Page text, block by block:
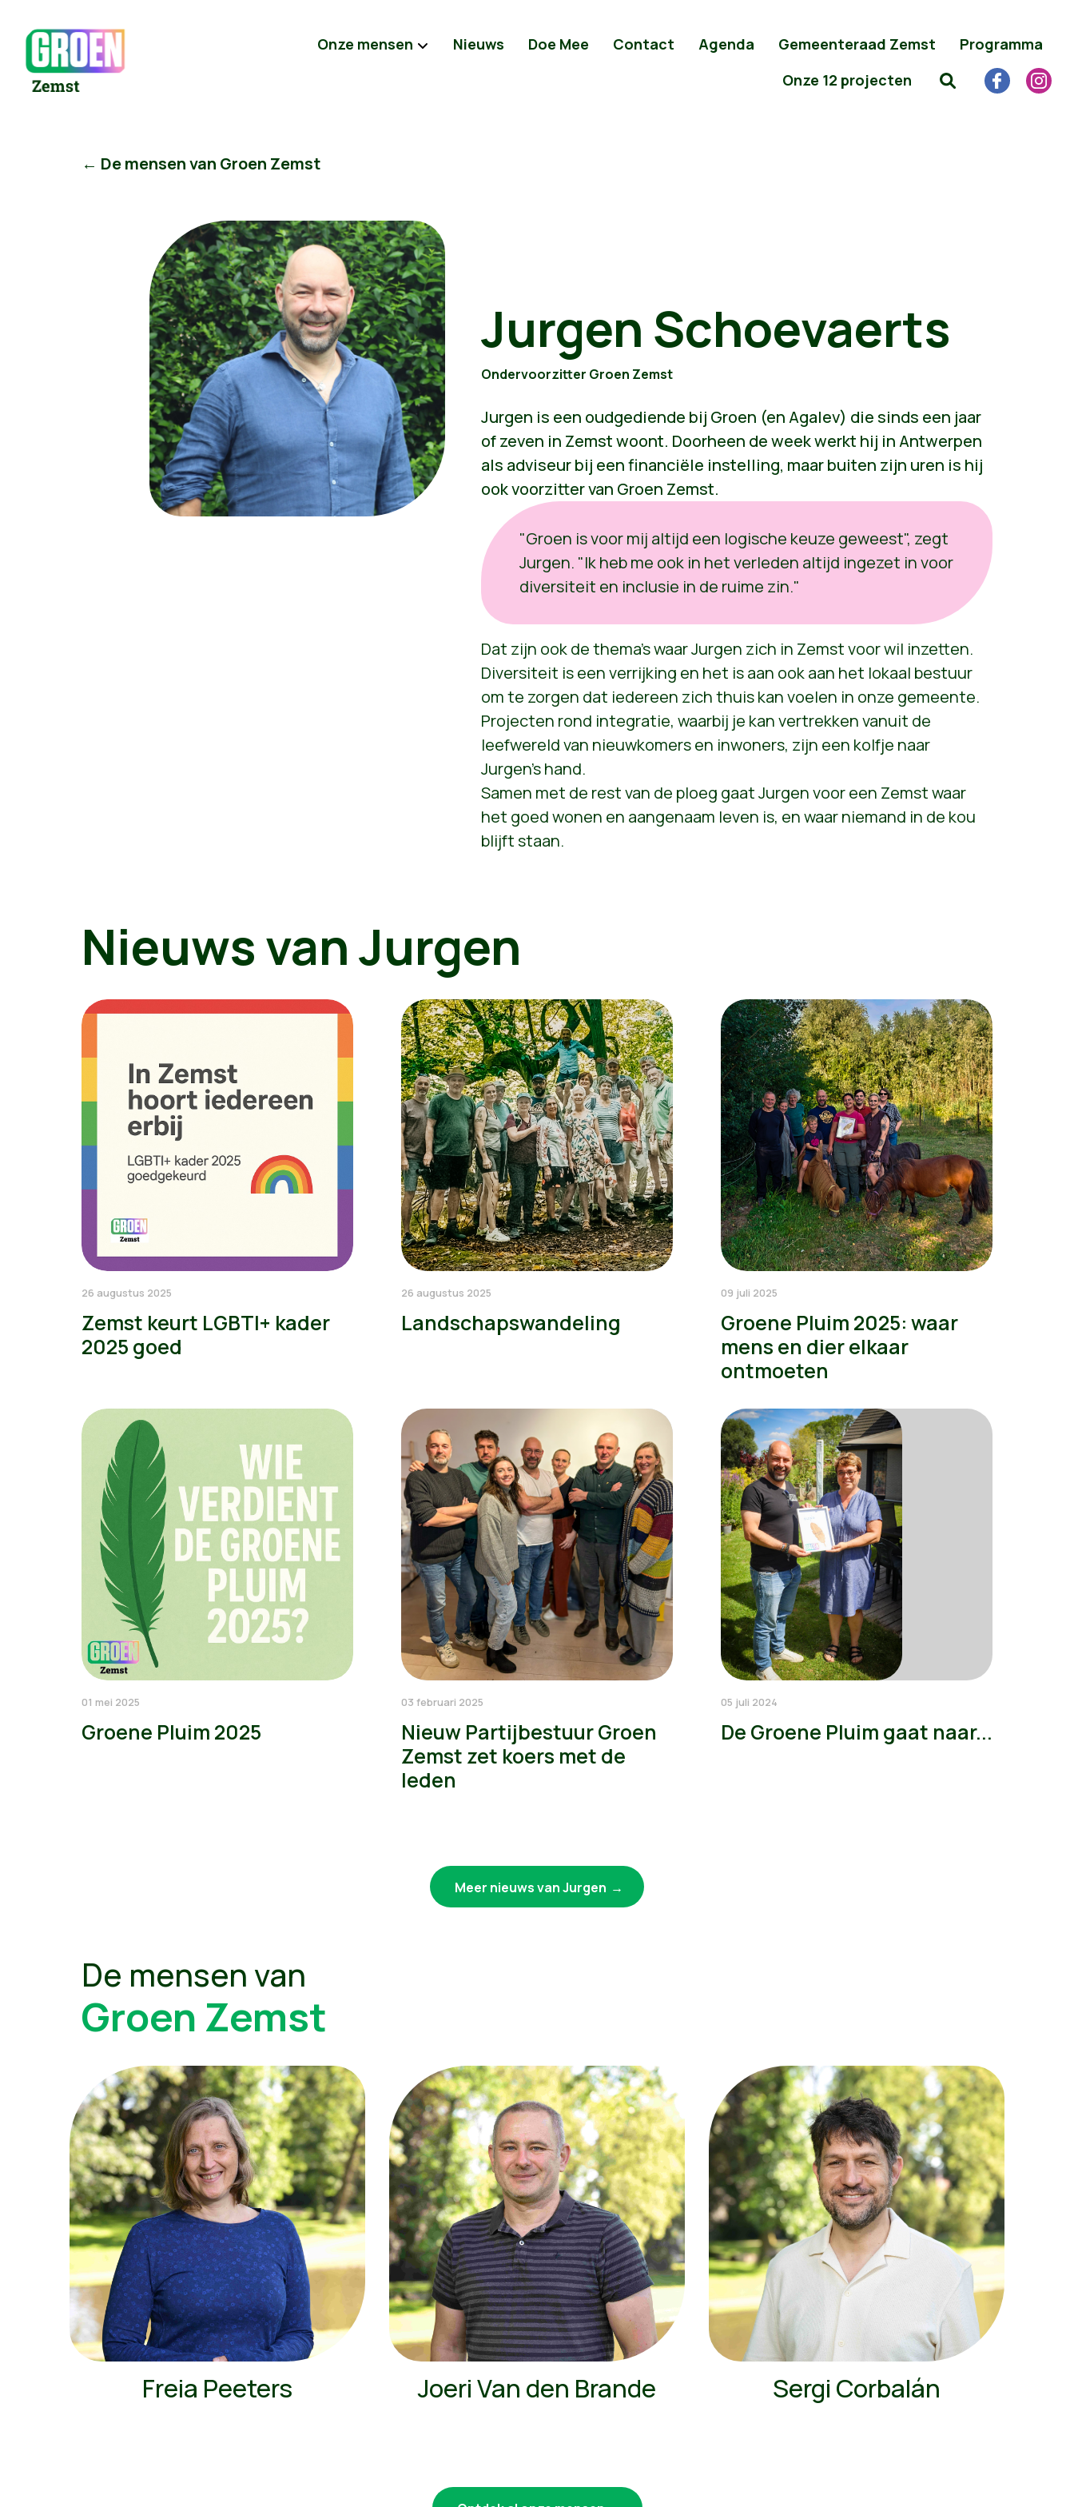
Onze mensen Nieuws Doe Mee Contact Agenda Gemeenteraad Zemst
Programma
Onze 12 projecten
← De mensen van Groen Zemst
Jurgen Schoevaerts
Ondervoorzitter Groen Zemst
Jurgen is een oudgediende bij Groen (en Agalev) die sinds een jaar
of zeven in Zemst woont. Doorheen de week werkt hij in Antwerpen
als adviseur bij een financiële instelling, maar buiten zijn uren is hij
ook voorzitter van Groen Zemst.
"Groen is voor mij altijd een logische keuze geweest", zegt
Jurgen. "Ik heb me ook in het verleden altijd ingezet in voor
diversiteit en inclusie in de ruime zin."
Dat zijn ook de thema's waar Jurgen zich in Zemst voor wil inzetten.
Diversiteit is een verrijking en het is aan ook aan het lokaal bestuur
om te zorgen dat iedereen zich thuis kan voelen in onze gemeente.
Projecten rond integratie, waarbij je kan vertrekken vanuit de
leefwereld van nieuwkomers en inwoners, zijn een kolfje naar
Jurgen's hand.
Samen met de rest van de ploeg gaat Jurgen voor een Zemst waar
het goed wonen en aangenaam leven is, en waar niemand in de kou
blijft staan.
Nieuws van Jurgen
26 augustus 2025
Zemst keurt LGBTI+ kader
2025 goed
26 augustus 2025
Landschapswandeling
09 juli 2025
Groene Pluim 2025: waar
mens en dier elkaar
ontmoeten
01 mei 2025
Groene Pluim 2025
03 februari 2025
Nieuw Partijbestuur Groen
Zemst zet koers met de
leden
05 juli 2024
De Groene Pluim gaat naar...
Meer nieuws van Jurgen
De mensen van
Groen Zemst
Freia Peeters Joeri Van den Brande Sergi Corbalán